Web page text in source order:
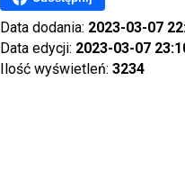
Data dodania: 2023-03-07
Data edycji: 2023-03-07
Ilość wyświetleń: 3234